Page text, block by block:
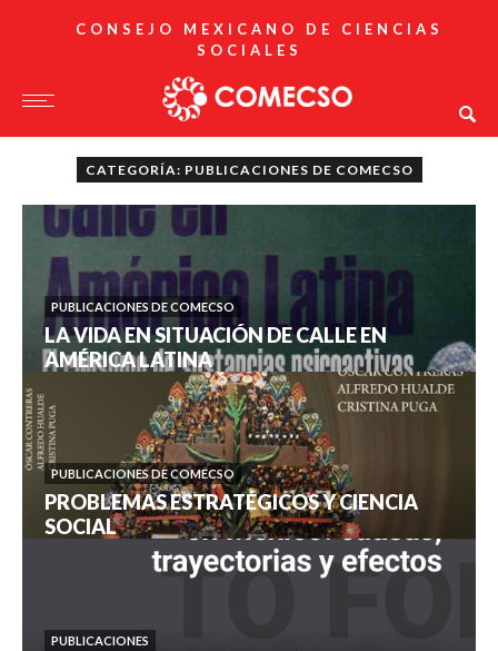
CONSEJO MEXICANO DE CIENCIAS
SOCIALES
CATEGORÍA: PUBLICACIONES DE COMECSO
PUBLICACIONES DE COMECSO
LA VIDA EN SITUACIÓN DE CALLE EN
AMÉRICA LATINA
PUBLICACIONES DE COMECSO
PROBLEMAS ESTRATÉGICOS Y CIENCIA
SOCIAL
PUBLICACIONES